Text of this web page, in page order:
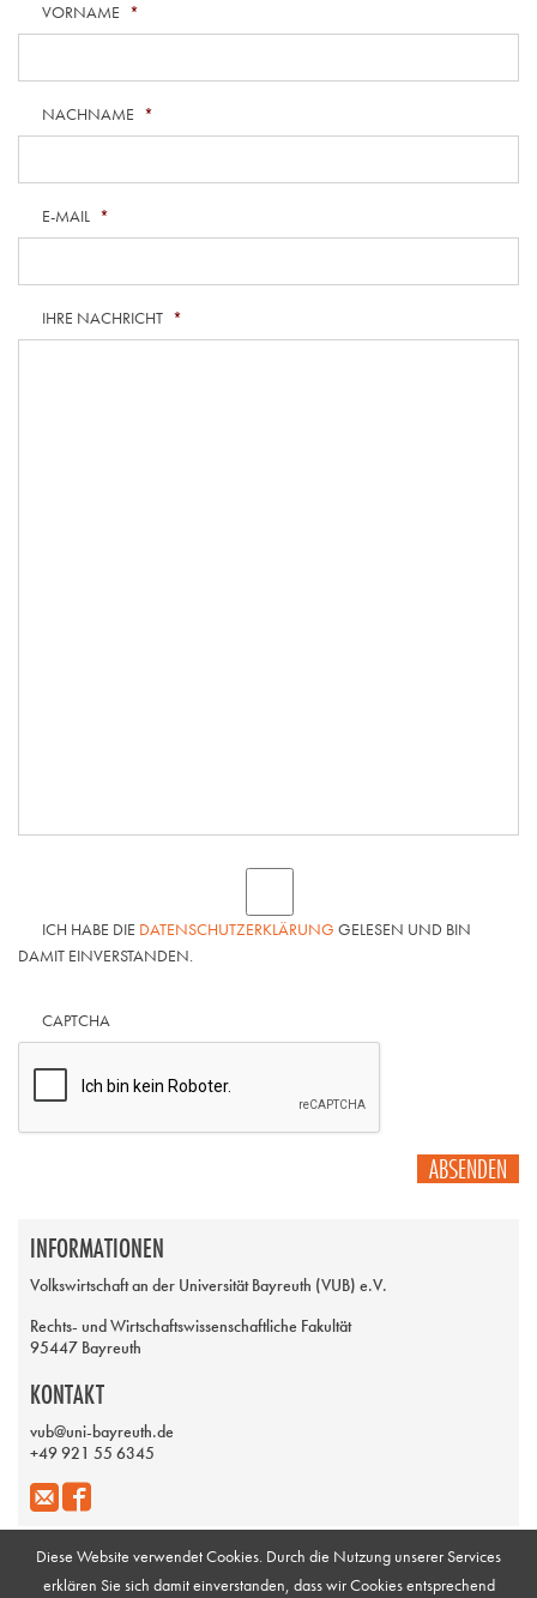
INFORMATIONEN
Volkswirtschaft an der Universität Bayreuth (VUB) e.V.
Rechts- und Wirtschaftswissenschaftliche Fakultät
95447 Bayreuth
KONTAKT
vub@uni-bayreuth.de
+49 921 55 6345
VORNAME *
NACHNAME *
E-MAIL *
IHRE NACHRICHT *
ICH HABE DIE DATENSCHUTZERKLÄRUNG GELESEN UND BIN
DAMIT EINVERSTANDEN.
CAPTCHA
ABSENDEN
Impressum Galerie
Diese Website verwendet Cookies. Durch die Nutzung unserer Services
erklären Sie sich damit einverstanden, dass wir Cookies entsprechend